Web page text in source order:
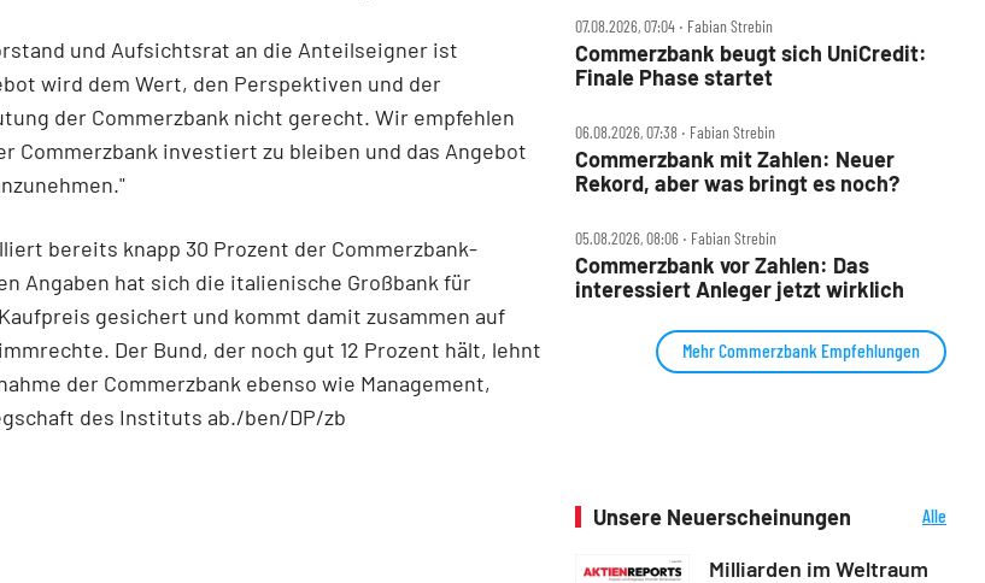
und Aufsichtsrat an die Anteilseigner ist
wird dem Wert, den Perspektiven und der
der Commerzbank nicht gerecht. Wir empfehlen
Commerzbank investiert zu bleiben und das Angebot
bereits knapp 30 Prozent der Commerzbank-
Angaben hat sich die italienische Großbank für
gesichert und kommt damit zusammen auf
Der Bund, der noch gut 12 Prozent hält, lehnt
der Commerzbank ebenso wie Management,
des Instituts ab./ben/DP/zb
07.08.2026, 07:04 ‧ Fabian Strebin
Commerzbank beugt sich UniCredit:
Finale Phase startet
06.08.2026, 07:38 ‧ Fabian Strebin
Commerzbank mit Zahlen: Neuer
Rekord, aber was bringt es noch?
05.08.2026, 08:06 ‧ Fabian Strebin
Commerzbank vor Zahlen: Das
interessiert Anleger jetzt wirklich
Mehr Commerzbank Empfehlungen
Unsere Neuerscheinungen
Alle
Milliarden im Weltraum